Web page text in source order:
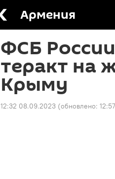
Армения
ФСБ
теракт на
Крыму
12:32 08.09.2023 (обновлено: